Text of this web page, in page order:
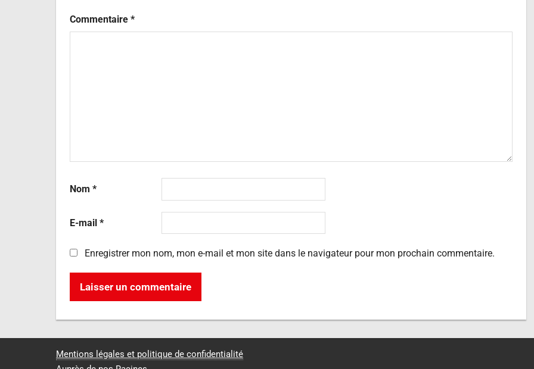
Commentaire*
Nom*
E-mail*
Enregistrer mon nom, mon e-mail et mon site dans le navigateur pour mon prochain commentaire.
Mentions légales et politique de confidentialité